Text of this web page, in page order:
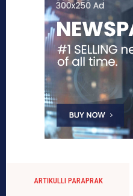
ARTIKULLI PARAPRAK